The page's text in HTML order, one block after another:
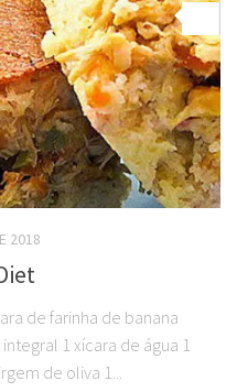
2018
de farinha de banana
1 xícara de água 1
de oliva 1...